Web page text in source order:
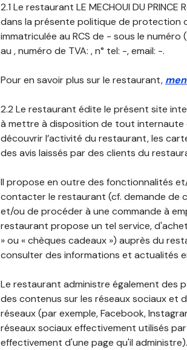
2.1 Le restaurant LE MECHOUI DU
dans la présente politique de protection
immatriculée au RCS de - sous le
au , numéro de TVA: , n° tel: -, email: -.
Pour en savoir plus sur le restaurant,
2.2 Le restaurant édite le présent site
à mettre à disposition de tout internaute
découvrir l’activité du restaurant, les
des avis laissés par des clients du
Il propose en outre des fonctionnalités
contacter le restaurant (cf. demande de
et/ou de procéder à une commande à
restaurant propose un tel service,
» ou « chèques cadeaux ») auprès du
consulter des informations et actualités
Le restaurant administre également des
des contenus sur les réseaux sociaux et
réseaux (par exemple, Facebook,
réseaux sociaux effectivement utilisés
effectivement d'une page qu'il administre).